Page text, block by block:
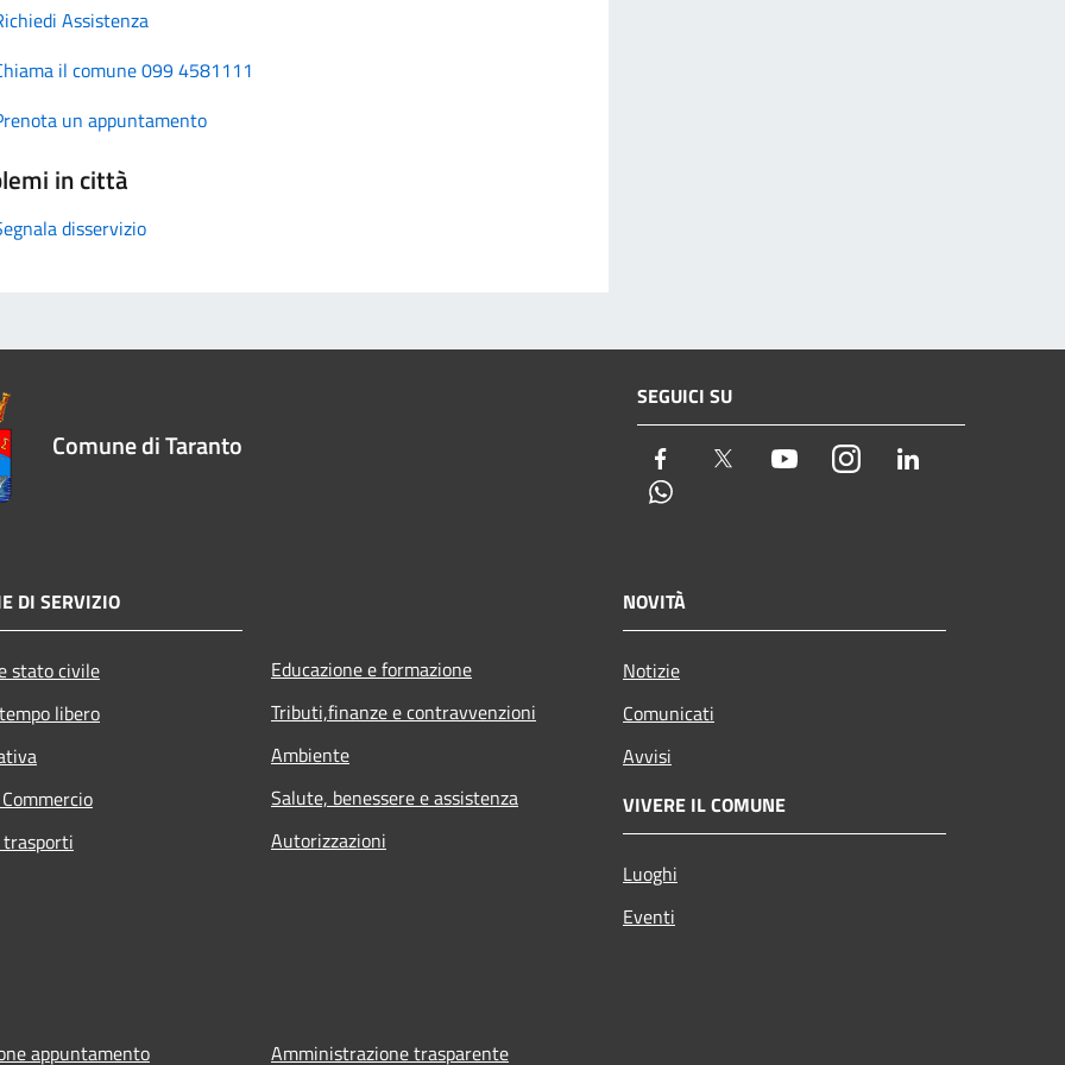
Assistenza
il comune 099 4581111
un appuntamento
in città
disservizio
Comune di Taranto
SEGUICI SU
Facebook Twitter YoutubeInstagram
DI SERVIZIO
stato civile
libero
Educazione e formazione
Tributi,finanze e contravvenzioni
Ambiente
Salute, benessere e assistenza
Autorizzazioni
NOVITÀ
Notizie
Comunicati
Avvisi
VIVERE IL COMUNE
Luoghi
Eventi
appuntamento Amministrazione trasparente